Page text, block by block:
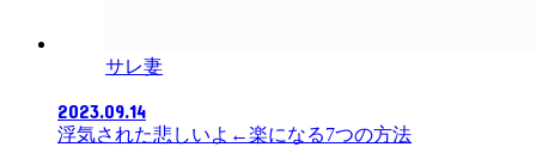
サレ妻
2023.09.14
浮気された悲しいよ←楽になる7つの方法